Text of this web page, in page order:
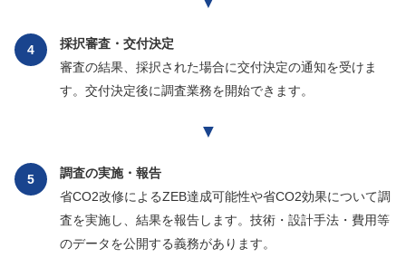
4
採択審査・交付決定
審査の結果、採択された場合に交付決定の通知を受けま
す。交付決定後に調査業務を開始できます。
▼
5
調査の実施・報告
省CO2改修によるZEB達成可能性や省CO2効果について調
査を実施し、結果を報告します。技術・設計手法・費用等
のデータを公開する義務があります。